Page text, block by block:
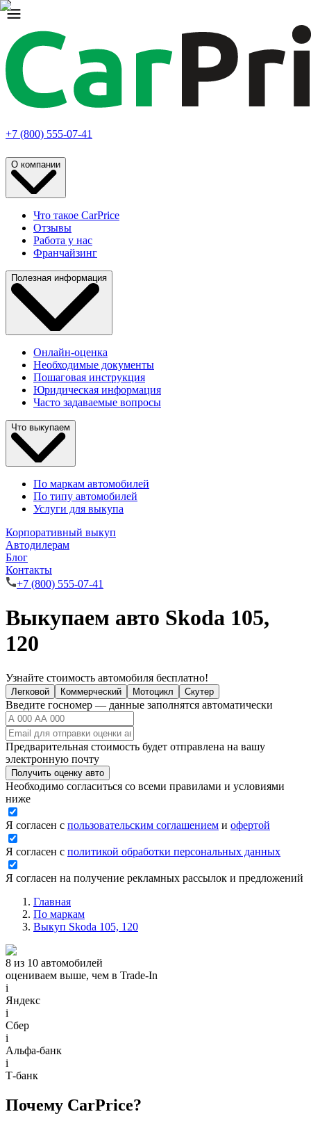
+7 (800) 555-07-41
О компании
Что такое CarPrice
Отзывы
Работа у нас
Франчайзинг
Полезная информация
Онлайн-оценка
Необходимые документы
Пошаговая инструкция
Юридическая информация
Часто задаваемые вопросы
Что выкупаем
По маркам автомобилей
По типу автомобилей
Услуги для выкупа
Корпоративный выкуп
Автодилерам
Блог
Контакты
+7 (800) 555-07-41
Выкупаем авто Skoda 105,
120
Узнайте стоимость автомобиля бесплатно!
Легковой Коммерческий Мотоцикл Скутер
Введите госномер — данные заполнятся автоматически
Предварительная стоимость будет отправлена на вашу
электронную почту
Получить оценку авто
Необходимо согласиться со всеми правилами и условиями
ниже
Я согласен с пользовательским соглашением и офертой
Я согласен с политикой обработки персональных данных
Я согласен на получение рекламных рассылок и предложений
Главная
По маркам
Выкуп Skoda 105, 120
8 из 10 автомобилей
оцениваем выше, чем в Trade‑In
i
Яндекс
i
Сбер
i
Альфа-банк
i
Т-банк
Почему CarPrice?